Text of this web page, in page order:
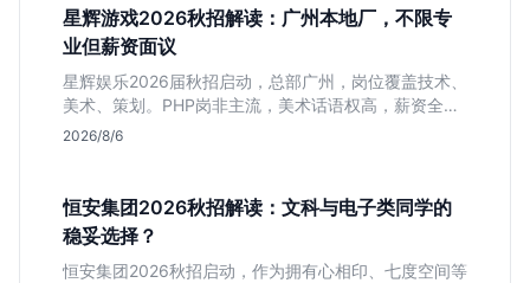
星辉游戏2026秋招解读：广州本地厂，不限专
业但薪资面议
星辉娱乐2026届秋招启动，总部广州，岗位覆盖技术、
美术、策划。PHP岗非主流，美术话语权高，薪资全面
面议。适合想接触项目全流程的应届生，追求大厂光环
2026/8/6
恒安集团2026秋招解读：文科与电子类同学的
稳妥选择？
恒安集团2026秋招启动，作为拥有心相印、七度空间等